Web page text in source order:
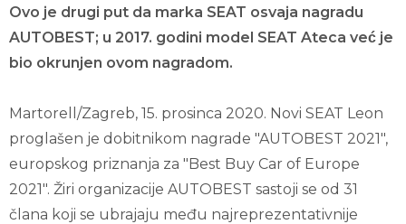
Ovo je drugi put da marka SEAT osvaja nagradu
AUTOBEST; u 2017. godini model SEAT Ateca već je
bio okrunjen ovom nagradom.
Martorell/Zagreb, 15. prosinca 2020. Novi SEAT Leon
proglašen je dobitnikom nagrade "AUTOBEST 2021",
europskog priznanja za "Best Buy Car of Europe
2021". Žiri organizacije AUTOBEST sastoji se od 31
člana koji se ubrajaju među najreprezentativnije